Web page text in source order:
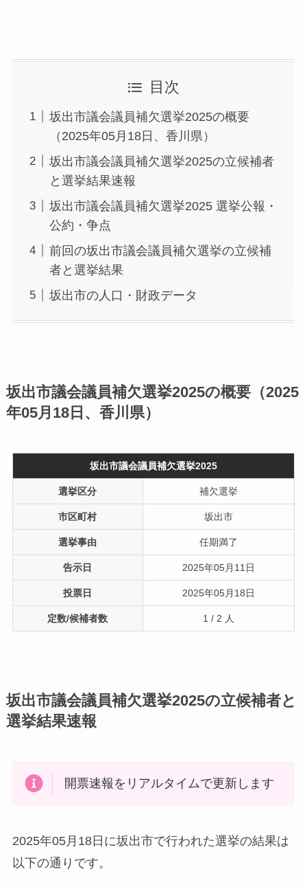
目次
坂出市議会議員補欠選挙2025の概要
（2025年05月18日、香川県）
坂出市議会議員補欠選挙2025の立候補者
と選挙結果速報
坂出市議会議員補欠選挙2025 選挙公報・
公約・争点
前回の坂出市議会議員補欠選挙の立候補
者と選挙結果
坂出市の人口・財政データ
坂出市議会議員補欠選挙2025の概要（2025
年05月18日、香川県）
坂出市議会議員補欠選挙2025
選挙区分 補欠選挙
市区町村 坂出市
選挙事由 任期満了
告示日 2025年05月11日
投票日 2025年05月18日
定数/候補者数 1 / 2 人
坂出市議会議員補欠選挙2025の立候補者と
選挙結果速報
開票速報をリアルタイムで更新します
2025年05月18日に坂出市で行われた選挙の結果は
以下の通りです。